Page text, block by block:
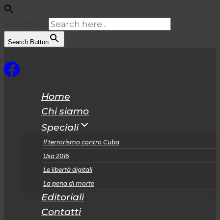
Search Button
al
Home
Chi siamo
Speciali
Il terrorismo contro Cuba
Usa 2016
Le libertà digitali
La pena di morte
Editoriali
Contatti